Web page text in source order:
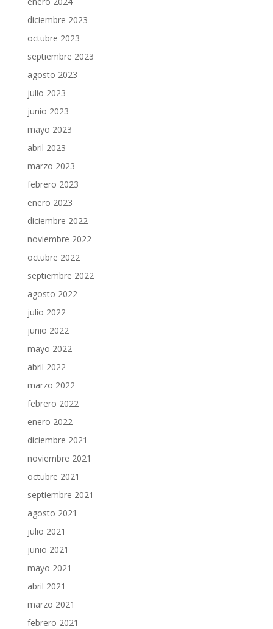
diciembre 2023
octubre 2023
septiembre 2023
agosto 2023
julio 2023
junio 2023
mayo 2023
abril 2023
marzo 2023
febrero 2023
enero 2023
diciembre 2022
noviembre 2022
octubre 2022
septiembre 2022
agosto 2022
julio 2022
junio 2022
mayo 2022
abril 2022
marzo 2022
febrero 2022
enero 2022
diciembre 2021
noviembre 2021
octubre 2021
septiembre 2021
agosto 2021
julio 2021
junio 2021
mayo 2021
abril 2021
marzo 2021
febrero 2021